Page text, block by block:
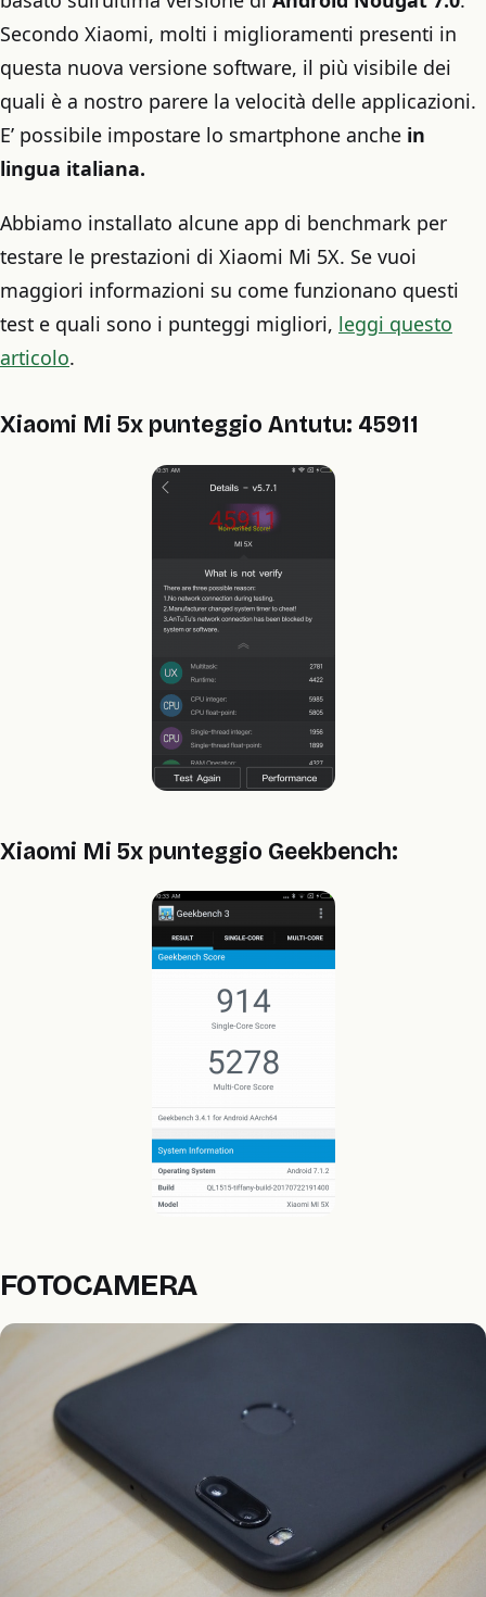
Secondo Xiaomi, molti i miglioramenti presenti in
questa nuova versione software, il più visibile dei
quali è a nostro parere la velocità delle applicazioni.
E’ possibile impostare lo smartphone anche in
lingua italiana.
Abbiamo installato alcune app di benchmark per
testare le prestazioni di Xiaomi Mi 5X. Se vuoi
maggiori informazioni su come funzionano questi
test e quali sono i punteggi migliori, leggi questo
articolo.
Xiaomi Mi 5x punteggio Antutu: 45911
Xiaomi Mi 5x punteggio Geekbench:
FOTOCAMERA